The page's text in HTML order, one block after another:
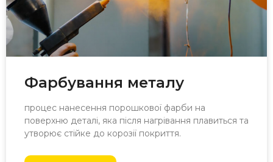
Фарбування металу
процес нанесення порошкової фарби на
поверхню деталі, яка після нагрівання плавиться та
утворює стійке до корозії покриття.